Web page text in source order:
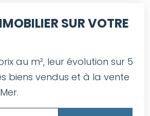
SUR VOTRE
au m², leur évolution sur 5
biens vendus et à la vente